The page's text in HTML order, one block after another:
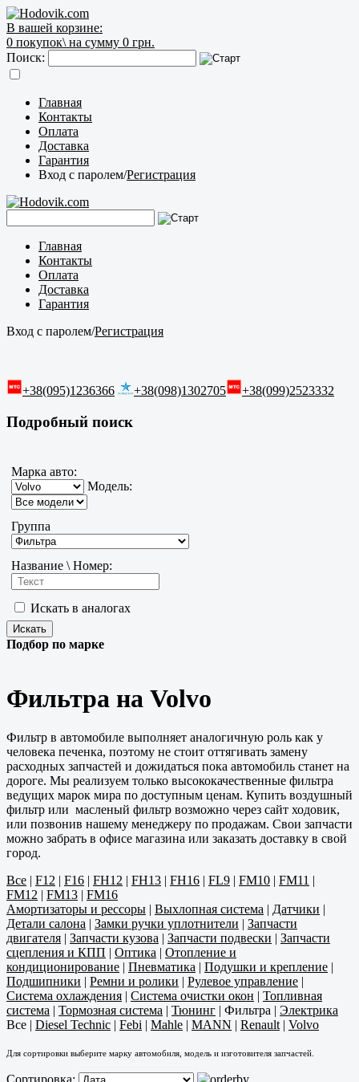
В вашей корзине:
0 покупок\ на сумму 0 грн.
Поиск:
Главная
Контакты
Оплата
Доставка
Гарантия
Вход с паролем/Регистрация
Главная
Контакты
Оплата
Доставка
Гарантия
Вход с паролем/Регистрация
+38(095)1236366 +38(098)1302705 +38(099)2523332
Подробный поиск
Марка авто:
Модель:
Группа
Название \ Номер:
Искать в аналогах
Подбор по марке
Фильтра на Volvo
Фильтр в автомобиле выполняет аналогичную роль как у
человека печенка, поэтому не стоит оттягивать замену
расходных запчастей и дожидаться пока автомобиль станет на
дороге. Мы реализуем только высококачественные фильтра
ведущих марок мира по доступным ценам. Купить воздушный
фильтр или масленый фильтр возможно через сайт ходовик,
или позвонив нашему менеджеру по продажам. Свои запчасти
можно забрать в офисе магазина или заказать доставку в свой
город.
Все | F12 | F16 | FH12 | FH13 | FH16 | FL9 | FM10 | FM11 |
FM12 | FM13 | FM16
Амортизаторы и рессоры | Выхлопная система | Датчики |
Детали салона | Замки ручки уплотнители | Запчасти
двигателя | Запчасти кузова | Запчасти подвески | Запчасти
сцепления и КПП | Оптика | Отопление и
кондиционирование | Пневматика | Подушки и крепление |
Подшипники | Ремни и ролики | Рулевое управление |
Система охлаждения | Система очистки окон | Топливная
система | Тормозная система | Тюнинг | Фильтра | Электрика
Все | Diesel Technic | Febi | Mahle | MANN | Renault | Volvo
Для сортировки выберите марку автомобиля, модель и изготовителя запчастей.